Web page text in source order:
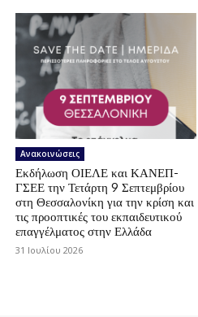
Ανακοινώσεις
Εκδήλωση ΟΙΕΛΕ και ΚΑΝΕΠ-
ΓΣΕΕ την Τετάρτη 9 Σεπτεμβρίου
στη Θεσσαλονίκη για την κρίση και
τις προοπτικές του εκπαιδευτικού
επαγγέλματος στην Ελλάδα
31 Ιουλίου 2026